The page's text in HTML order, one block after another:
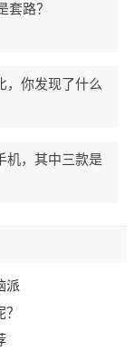
套路？
，你发现了什么
机，其中三款是
派